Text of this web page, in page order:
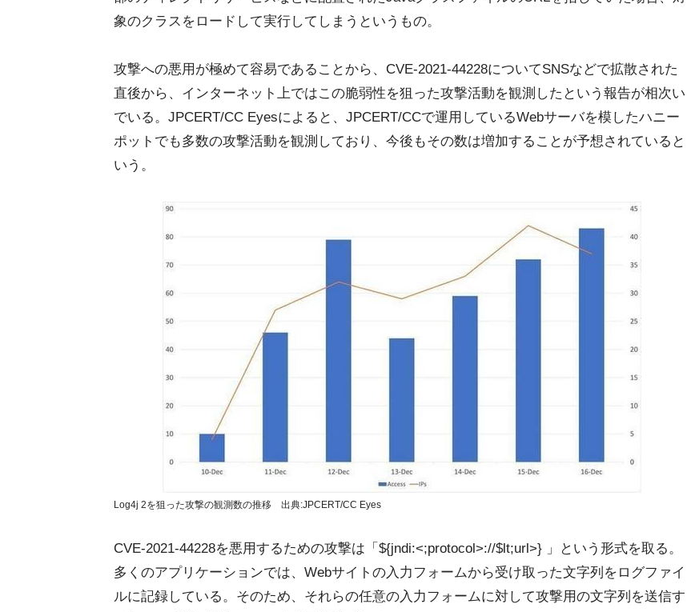
象のクラスをロードして実行してしまうというもの。
攻撃への悪用が極めて容易であることから、CVE-2021-44228についてSNSなどで拡散された
直後から、インターネット上ではこの脆弱性を狙った攻撃活動を観測したという報告が相次い
でいる。JPCERT/CC Eyesによると、JPCERT/CCで運用しているWebサーバを模したハニー
ポットでも多数の攻撃活動を観測しており、今後もその数は増加することが予想されていると
いう。
Log4j 2を狙った攻撃の観測数の推移 出典:JPCERT/CC Eyes
CVE-2021-44228を悪用するための攻撃は「${jndi:<;protocol>://$lt;url>} 」という形式を取る。
多くのアプリケーションでは、Webサイトの入力フォームから受け取った文字列をログファイ
ルに記録している。そのため、それらの任意の入力フォームに対して攻撃用の文字列を送信す